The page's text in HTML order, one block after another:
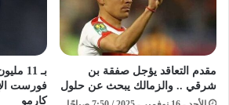
مقدم التعاقد يؤجل صفقة بن
شرقي .. والزمالك يبحث عن حلول
بـ 11
فورست
كارمو